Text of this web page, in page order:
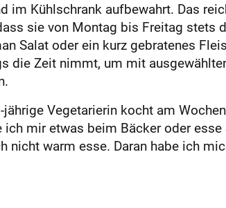
Kühlschrank aufbewahrt. Das
sie von Montag bis Freitag stets
Salat oder ein kurz gebratenes
die Zeit nimmt, um mit
Vegetarierin kocht am
mir etwas beim Bäcker oder esse
nicht warm esse. Daran habe ich